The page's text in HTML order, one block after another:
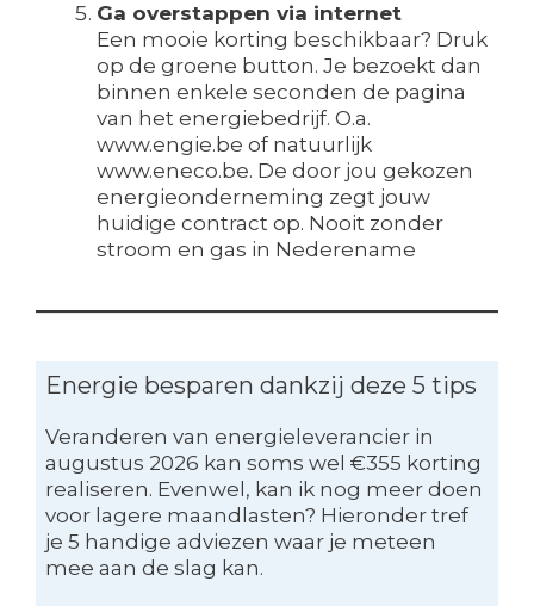
Ga overstappen via internet
Een mooie korting beschikbaar? Druk
op de groene button. Je bezoekt dan
binnen enkele seconden de pagina
van het energiebedrijf. O.a.
www.engie.be of natuurlijk
www.eneco.be. De door jou gekozen
energieonderneming zegt jouw
huidige contract op. Nooit zonder
stroom en gas in Nederename
Energie besparen dankzij deze 5 tips
Veranderen van energieleverancier in
augustus 2026 kan soms wel €355 korting
realiseren. Evenwel, kan ik nog meer doen
voor lagere maandlasten? Hieronder tref
je 5 handige adviezen waar je meteen
mee aan de slag kan.